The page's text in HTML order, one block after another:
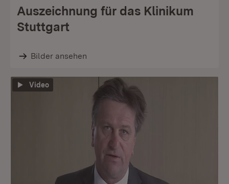
Auszeichnung für das Klinikum
Stuttgart
Bilder ansehen
Video